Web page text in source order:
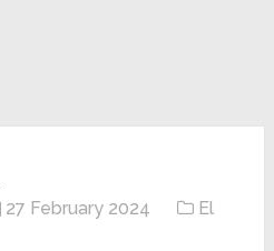
27 February 2024
El